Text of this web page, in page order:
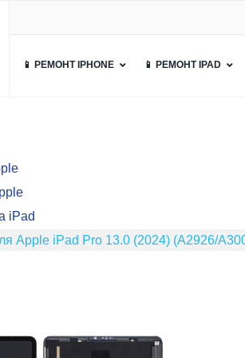
📱 РЕМОНТ IPHONE 📱 РЕМОНТ IPAD
iPad
Apple iPad Pro 13.0 (2024) (A2926/